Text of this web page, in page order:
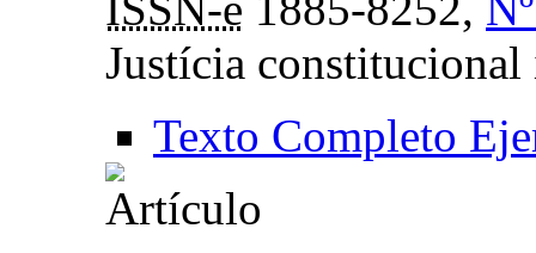
Justícia
Texto Completo